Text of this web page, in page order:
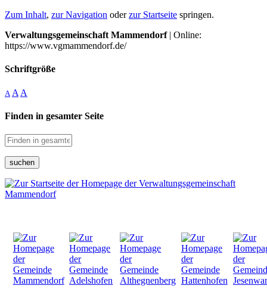
Zum Inhalt, zur Navigation oderzur Startseite springen.
Verwaltungsgemeinschaft Mammendorf| Online:
https://www.vgmammendorf.de/
Schriftgröße
A A A
Finden in gesamter Seite
suchen